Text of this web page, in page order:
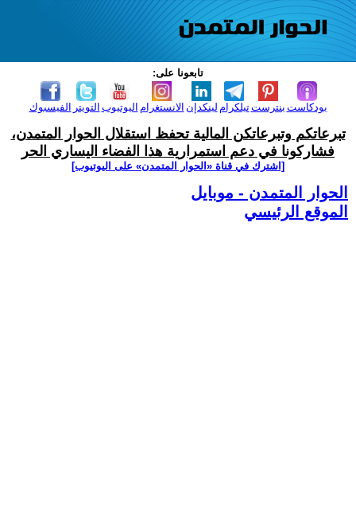
تابعونا على:
الفيسبوك التويتر اليوتيوب الانستغرام لينكدإن تيلكرامبنترست بودكاست
تبرعاتكم وتبرعاتكن المالية تحفظ استقلال الحوار المتمدن،
فشاركونا في دعم استمرارية هذا الفضاء اليساري الحر
[اشترك في قناة ‫«الحوار المتمدن» على اليوتيوب]
الحوار المتمدن - موبايل
الموقع الرئيسي